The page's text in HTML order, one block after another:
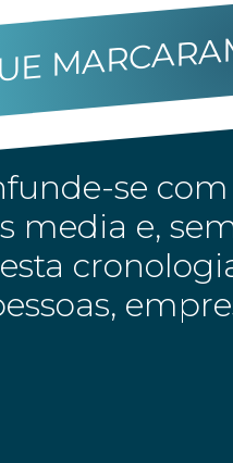
se
media e,